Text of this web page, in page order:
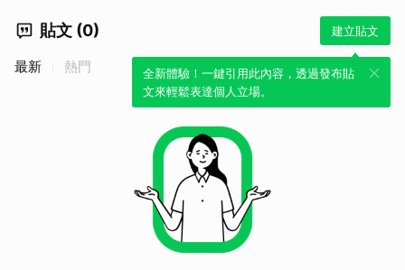
貼文 (0) 建立貼文
全新體驗！一鍵引用此內容，透過發布貼
文來輕鬆表達個人立場。
最新 熱門